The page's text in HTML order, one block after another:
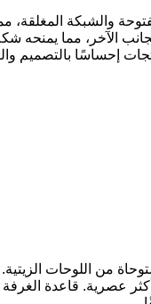
الآخر، مما يمنحه
إحساسًا بالتصميم
اللوحات الزيتية.
أكثر عصرية. قاعدة